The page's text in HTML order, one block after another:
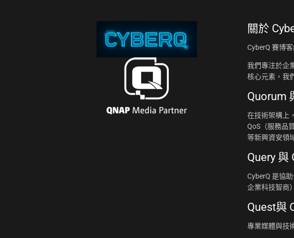
關於
CyberQ 賽博
我們專注於企
核心元素，我
Quorum
在技術架構上
QoS（服務品
等新興資安領
Query 與
CyberQ 是協
企業科技智商
Quest與
專業媒體與技